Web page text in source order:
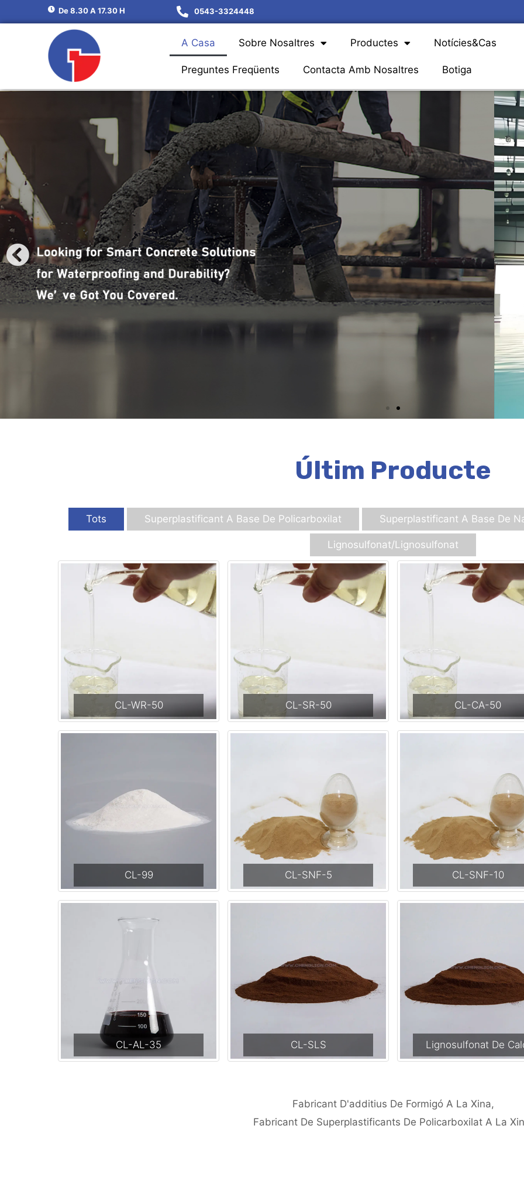
De 8.30 A 17.30 H 0543-3324448
A Casa Sobre Nosaltres Productes Notícies&Cas
Preguntes Freqüents Contacta Amb Nosaltres Botiga
Últim Producte
Tots Superplastificant A Base De Policarboxilat Superplastificant A Base De
Lignosulfonat/lignosulfonat
CL-WR-50 CL-SR-50 CL-CA-50
CL-99 CL-SNF-5 CL-SNF-10
CL-AL-35 CL-SLS Lignosulfonat De
Fabricant D'additius De Formigó A La Xina,
Fabricant De Superplastificants De Policarboxilat A La